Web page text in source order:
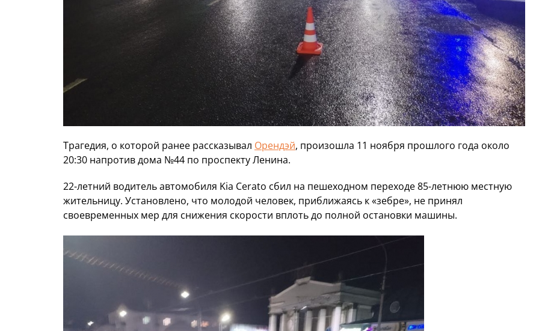
Трагедия, о которой ранее рассказывал Орендэй, произошла 11 ноября прошлого года около
20:30 напротив дома №44 по проспекту Ленина.
22-летний водитель автомобиля Kia Cerato сбил на пешеходном переходе 85-летнюю местную
жительницу. Установлено, что молодой человек, приближаясь к «зебре», не принял
своевременных мер для снижения скорости вплоть до полной остановки машины.